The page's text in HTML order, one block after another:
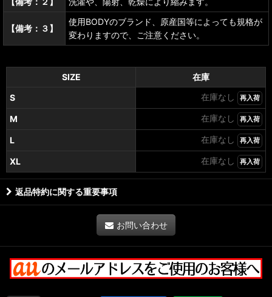
【備考：３】
使用BODYのブランド、原産国等によっても規格が
変わりますので、ご注意ください。
SIZE
在庫
S
在庫なし 再入荷
M 在庫なし 再入荷
L 在庫なし 再入荷
XL 在庫なし 再入荷
返品特約に関する重要事項
お問い合わせ